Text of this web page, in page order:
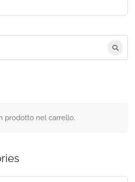
prodotto nel carrello.